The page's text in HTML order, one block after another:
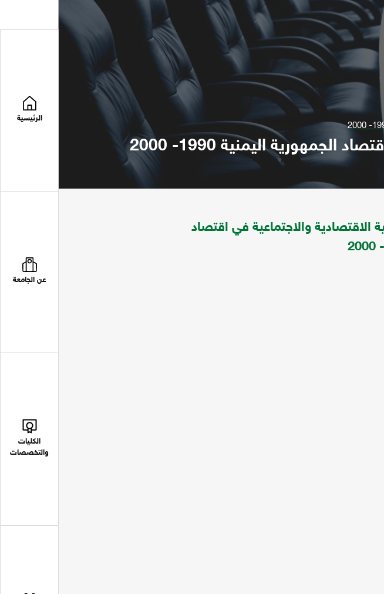
الرئيسية
عن الجامعة
الكليات
والتخصصات
اليمنية 1990- 2000
الاقتصادية والاجتماعية في اقتصاد